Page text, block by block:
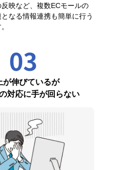
映など、複数ECモールの
なる情報連携も簡単に行う
03
が伸びているが
対応に手が回らない